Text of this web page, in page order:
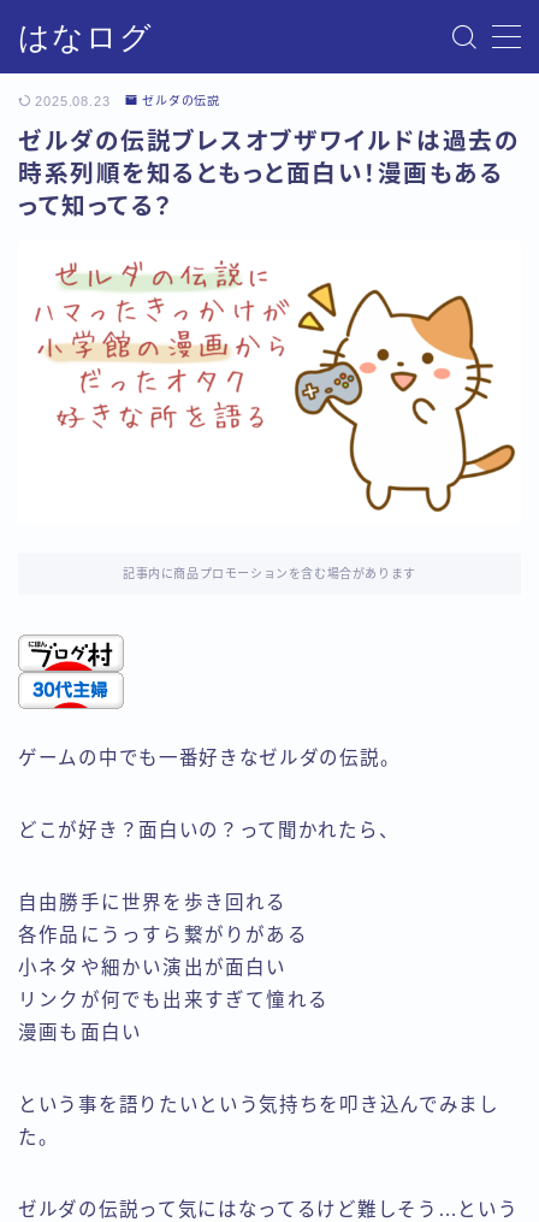
はなログ
サイトマップ
プライバシーポリシー・免責事項
2025.08.23 ゼルダの伝説
ゼルダの伝説ブレスオブザワイルドは過去の
時系列順を知るともっと面白い！漫画もある
って知ってる？
記事内に商品プロモーションを含む場合があります
ゲームの中でも一番好きなゼルダの伝説。
どこが好き？面白いの？って聞かれたら、
自由勝手に世界を歩き回れる
各作品にうっすら繋がりがある
小ネタや細かい演出が面白い
リンクが何でも出来すぎて憧れる
漫画も面白い
という事を語りたいという気持ちを叩き込んでみまし
た。
ゼルダの伝説って気にはなってるけど難しそう…という